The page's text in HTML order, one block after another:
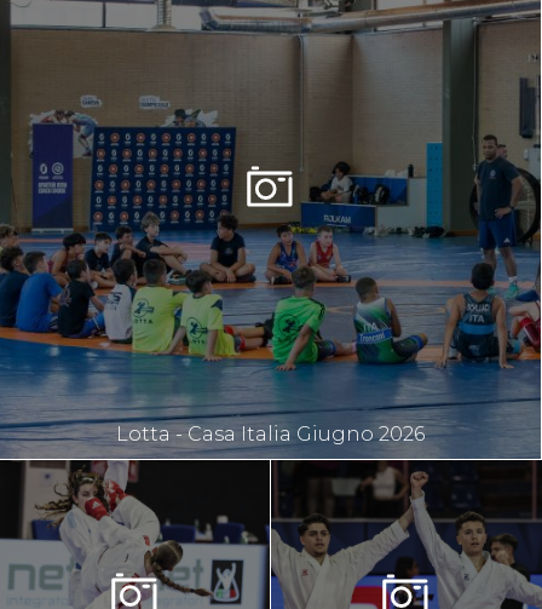
Lotta - Casa Italia Giugno 2026